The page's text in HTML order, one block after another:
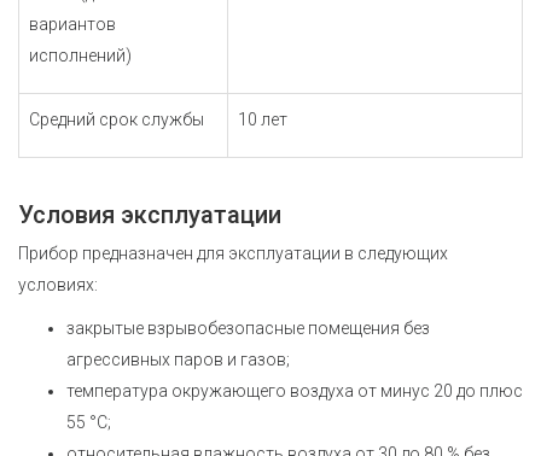
вариантов
исполнений)
Средний срок службы 10 лет
Условия эксплуатации
Прибор предназначен для эксплуатации в следующих
условиях:
закрытые взрывобезопасные помещения без
агрессивных паров и газов;
температура окружающего воздуха от минус 20 до плюс
55 °С;